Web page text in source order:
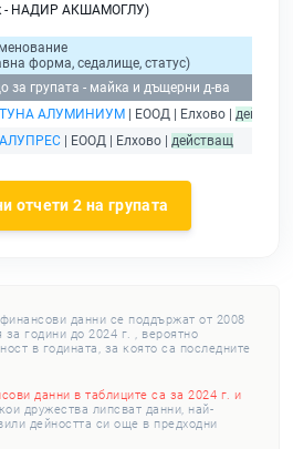
- НАДИР АКШАМОГЛУ)
форма, седалище, статус)
за групата - майка и дъщерни д-ва
ТУНА АЛУМИНИУМ | ЕООД | Елхово |
АЛУПРЕС | ЕООД | Елхово | действащ
отчети 2 на групата
данни се поддържат от 2008
години до 2024 г. , вероятно
в годината, за която са последните
данни в таблиците са за 2024 г. и
дружества липсват данни, най-
дейността си още в предходни